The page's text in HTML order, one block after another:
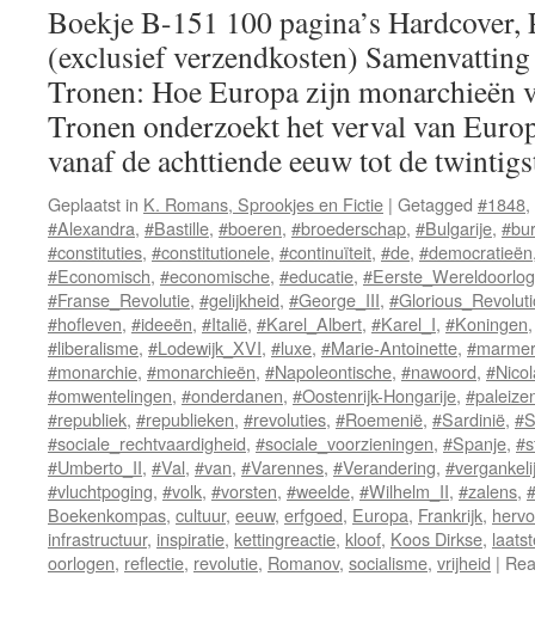
Boekje B-151 100 pagina’s
(exclusief verzendkosten)
Tronen: Hoe Europa zijn monarchieën
Tronen onderzoekt het verval van
vanaf de achttiende eeuw tot de
Geplaatst in K. Romans, Sprookjes en Fictie | Getagged #1848,
#Alexandra, #Bastille, #boeren, #broederschap, #Bulgarije,
#constituties, #constitutionele, #continuïteit, #de, #democratieën
#Economisch, #economische, #educatie, #Eerste_Wereldoorlog
#Franse_Revolutie, #gelijkheid, #George_III,
#hofleven, #ideeën, #Italië, #Karel_Albert, #Karel_I, #Koningen
#liberalisme, #Lodewijk_XVI, #luxe, #Marie-Antoinette,
#monarchie, #monarchieën, #Napoleontische, #nawoord,
#omwentelingen, #onderdanen, #Oostenrijk-Hongarije,
#republiek, #republieken, #revoluties, #Roemenië, #Sardinië,
#sociale_rechtvaardigheid, #sociale_voorzieningen, #Spanje,
#Umberto_II, #Val, #van, #Varennes, #Verandering,
#vluchtpoging, #volk, #vorsten, #weelde, #Wilhelm_II, #zalens,
Boekenkompas, cultuur, eeuw, erfgoed, Europa, Frankrijk,
infrastructuur, inspiratie, kettingreactie, kloof, Koos Dirkse,
oorlogen, reflectie, revolutie, Romanov, socialisme, vrijheid |